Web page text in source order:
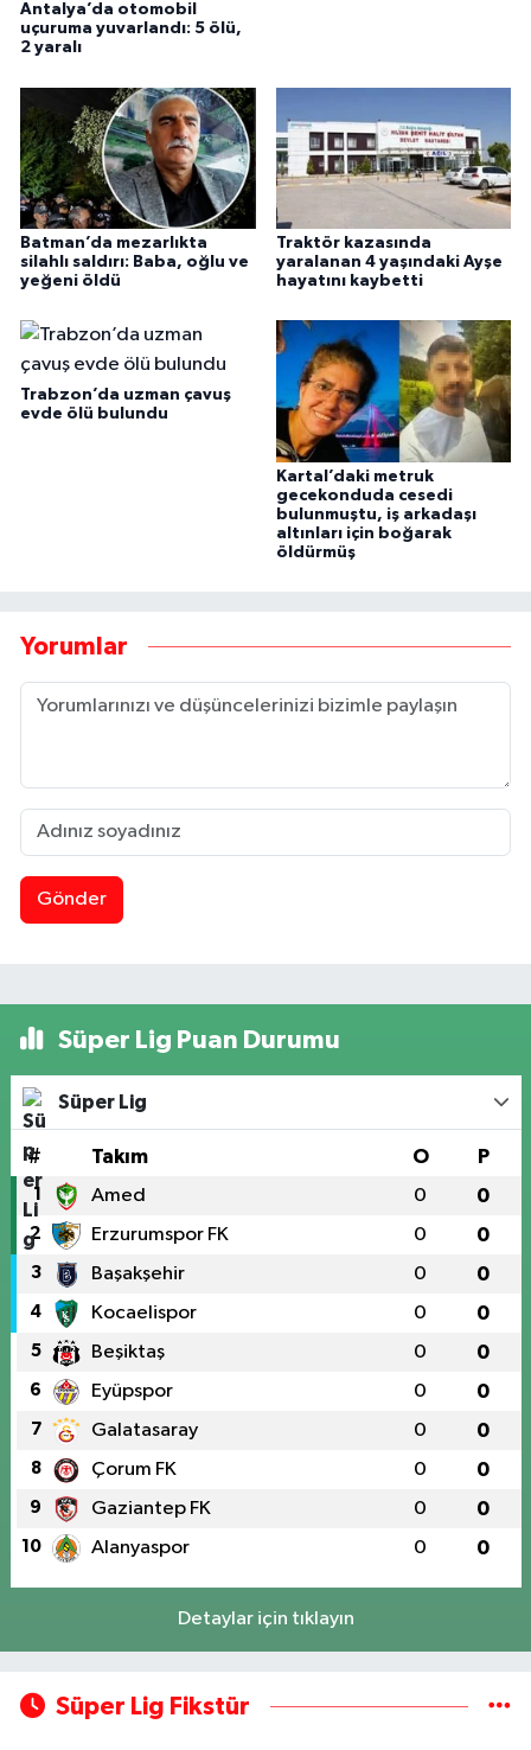
Antalya’da otomobil
uçuruma yuvarlandı: 5 ölü,
2 yaralı
Batman’da mezarlıkta
silahlı saldırı: Baba, oğlu ve
yeğeni öldü
Traktör kazasında
yaralanan 4 yaşındaki Ayşe
hayatını kaybetti
Trabzon’da uzman çavuş
evde ölü bulundu
Kartal’daki metruk
gecekonduda cesedi
bulunmuştu, iş arkadaşı
altınları için boğarak
öldürmüş
Yorumlar
Gönder
Süper Lig Puan Durumu
Süper Lig
# Takım O P
1 Amed 0 0
2 Erzurumspor FK 0 0
3 Başakşehir 0 0
4 Kocaelispor 0 0
5 Beşiktaş 0 0
6 Eyüpspor 0 0
7 Galatasaray 0 0
8 Çorum FK 0 0
9 Gaziantep FK 0 0
10 Alanyaspor 0 0
Detaylar için tıklayın
Süper Lig Fikstür